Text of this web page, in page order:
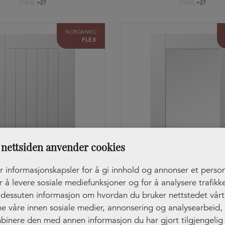
anvender cookies
informasjonskapsler for å gi innhold og annonser et
å levere sosiale mediefunksjoner og for å analysere
informasjon om hvordan du bruker nettstedet
våre innen sosiale medier, annonsering og analysearbeid,
den med annen informasjon du har gjort
+27 +27
NORDANRO
FLEX
Hav, perlestaff
+27
Front Hav, vitrine
+27